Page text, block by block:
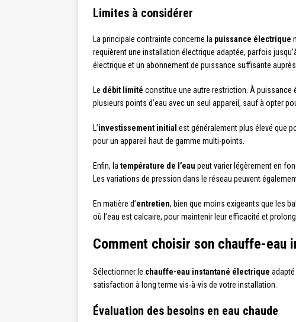
Limites à considérer
La principale contrainte concerne la puissance électrique
requièrent une installation électrique adaptée, parfois
électrique et un abonnement de puissance suffisante
Le débit limité constitue une autre restriction. À puissance
plusieurs points d’eau avec un seul appareil, sauf à opter
L’investissement initial est généralement plus élevé que
pour un appareil haut de gamme multi-points.
Enfin, la température de l’eau peut varier légèrement en
Les variations de pression dans le réseau peuvent
En matière d’entretien, bien que moins exigeants que les
où l’eau est calcaire, pour maintenir leur efficacité et
Comment choisir son chauffe-eau
Sélectionner le chauffe-eau instantané électrique
satisfaction à long terme vis-à-vis de votre installation.
Évaluation des besoins en eau chaude